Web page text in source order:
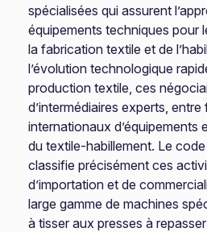
spécialisées qui assurent
équipements techniques pour
la fabrication textile et de
l’évolution technologique
production textile, ces
d’intermédiaires experts,
internationaux d’équipements
du textile-habillement. Le
classifie précisément ces
d’importation et de
large gamme de machines
à tisser aux presses à